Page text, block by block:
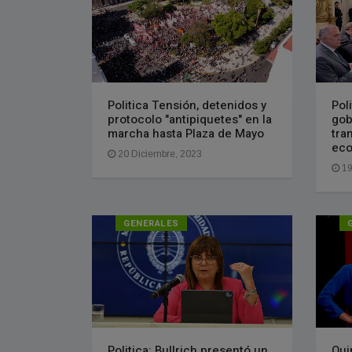
Politica Tensión, detenidos y
protocolo "antipiquetes" en la
marcha hasta Plaza de Mayo
20 Diciembre, 2023
19
GENERALES